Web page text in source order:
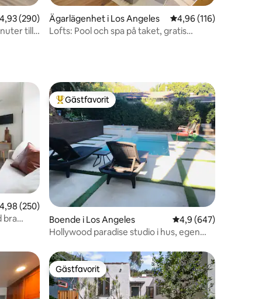
av 5 i genomsnittligt betyg, 290 omdömen
4,93 (290)
till
Ägarlägenhet i Los Angeles 4,96 av 5 i
4,96 (116)
Lofts: Pool och spa på taket, gratis
av 5 i genomsnittligt betyg, 250 omdömen
4,98 (250)
bra
Populär gästfavorit
Gästfavorit
Boende i Los Angeles 4,9 av 5 i
4,9 (647)
Hollywood paradise studio i hus, egen
Gästfavorit
Gästfavorit